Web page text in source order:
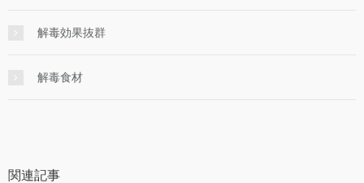
解毒効果抜群
解毒食材
関連記事